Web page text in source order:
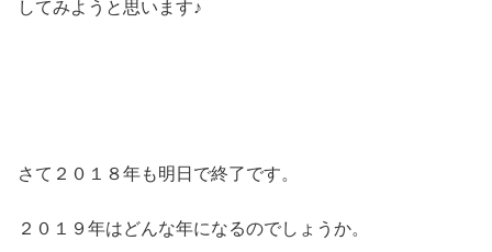
してみようと思います♪
さて２０１８年も明日で終了です。
２０１９年はどんな年になるのでしょうか。